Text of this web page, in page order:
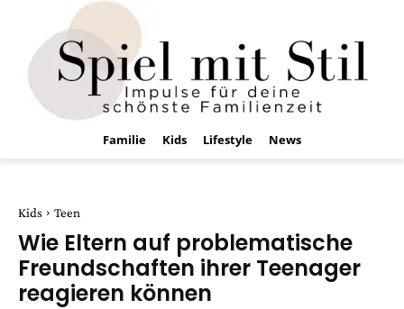
Familie Kids Lifestyle News
Kids Teen
Wie Eltern auf problematische
Freundschaften ihrer Teenager
reagieren können